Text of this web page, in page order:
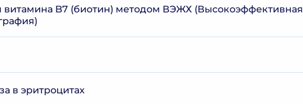
B7 (биотин) методом ВЭЖХ (Высокоэффективная
в эритроцитах